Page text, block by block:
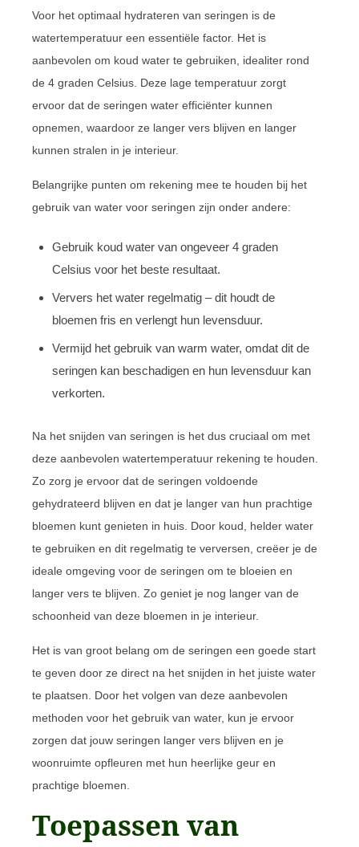
Voor het optimaal hydrateren van seringen is de
watertemperatuur een essentiële factor. Het is
aanbevolen om koud water te gebruiken, idealiter rond
de 4 graden Celsius. Deze lage temperatuur zorgt
ervoor dat de seringen water efficiënter kunnen
opnemen, waardoor ze langer vers blijven en langer
kunnen stralen in je interieur.
Belangrijke punten om rekening mee te houden bij het
gebruik van water voor seringen zijn onder andere:
Gebruik koud water van ongeveer 4 graden
Celsius voor het beste resultaat.
Ververs het water regelmatig – dit houdt de
bloemen fris en verlengt hun levensduur.
Vermijd het gebruik van warm water, omdat dit de
seringen kan beschadigen en hun levensduur kan
verkorten.
Na het snijden van seringen is het dus cruciaal om met
deze aanbevolen watertemperatuur rekening te houden.
Zo zorg je ervoor dat de seringen voldoende
gehydrateerd blijven en dat je langer van hun prachtige
bloemen kunt genieten in huis. Door koud, helder water
te gebruiken en dit regelmatig te verversen, creëer je de
ideale omgeving voor de seringen om te bloeien en
langer vers te blijven. Zo geniet je nog langer van de
schoonheid van deze bloemen in je interieur.
Het is van groot belang om de seringen een goede start
te geven door ze direct na het snijden in het juiste water
te plaatsen. Door het volgen van deze aanbevolen
methoden voor het gebruik van water, kun je ervoor
zorgen dat jouw seringen langer vers blijven en je
woonruimte opfleuren met hun heerlijke geur en
prachtige bloemen.
Toepassen van